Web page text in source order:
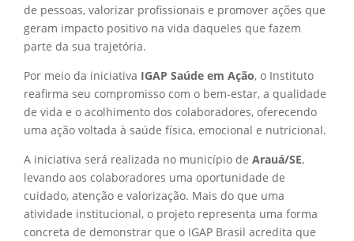
de pessoas, valorizar profissionais e promover ações que
geram impacto positivo na vida daqueles que fazem
parte da sua trajetória.
Por meio da iniciativa IGAP Saúde em Ação, o Instituto
reafirma seu compromisso com o bem-estar, a qualidade
de vida e o acolhimento dos colaboradores, oferecendo
uma ação voltada à saúde física, emocional e nutricional.
A iniciativa será realizada no município de Arauá/SE,
levando aos colaboradores uma oportunidade de
cuidado, atenção e valorização. Mais do que uma
atividade institucional, o projeto representa uma forma
concreta de demonstrar que o IGAP Brasil acredita que